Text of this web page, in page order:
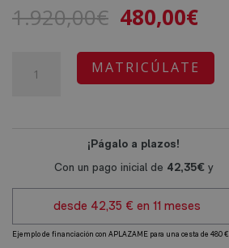
1.920,00€ El
original
era:
480,00€El
es:
Notario
MATRICÚLATE
t